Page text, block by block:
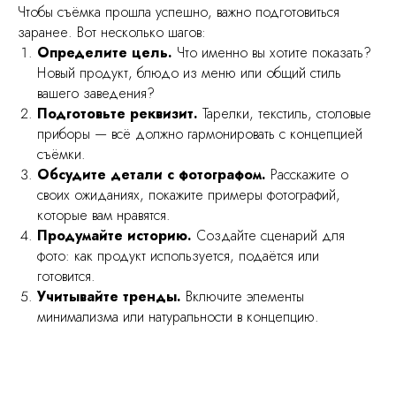
Чтобы съёмка прошла успешно, важно подготовиться
заранее. Вот несколько шагов:
Определите цель. Что именно вы хотите показать?
Новый продукт, блюдо из меню или общий стиль
вашего заведения?
Подготовьте реквизит. Тарелки, текстиль, столовые
приборы — всё должно гармонировать с концепцией
съёмки.
Обсудите детали с фотографом. Расскажите о
своих ожиданиях, покажите примеры фотографий,
которые вам нравятся.
Продумайте историю. Создайте сценарий для
фото: как продукт используется, подаётся или
готовится.
Учитывайте тренды. Включите элементы
минимализма или натуральности в концепцию.